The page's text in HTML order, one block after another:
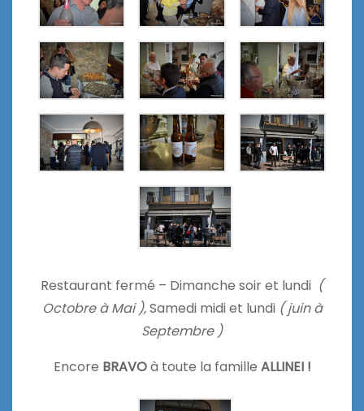
Restaurant fermé – Dimanche soir et lundi (
Octobre à Mai ),Samedi midi et lundi ( juin à
Septembre )
Encore BRAVOà toute la famille ALLINEI !